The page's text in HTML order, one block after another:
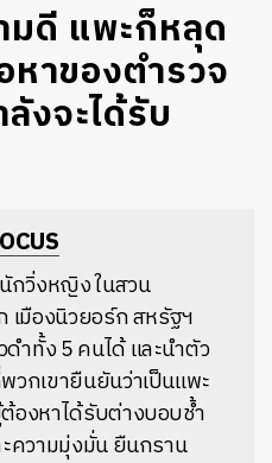
มดี แพะก็หลุด
าของตำรวจ
งจะได้รับ
กวิ่งหญิง ในสวน
เมืองนิวยอร์ก สหรัฐฯ
ำทั้ง 5 คนได้ และนำตัว
กเขายืนยันว่าเป็นแพะ
งหาได้รับต่างบอบช้ำ
ความมุ่งมั่น ยืนกราน